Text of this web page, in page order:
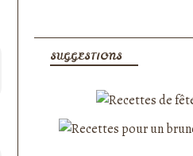
SUGGESTIONS